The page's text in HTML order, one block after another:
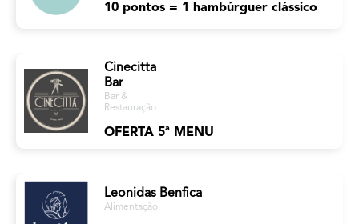
10 pontos = 1 hambúrguer clássico
Cinecitta
Bar
Bar &
Restauração
OFERTA 5ª MENU
Leonidas Benfica
Alimentação